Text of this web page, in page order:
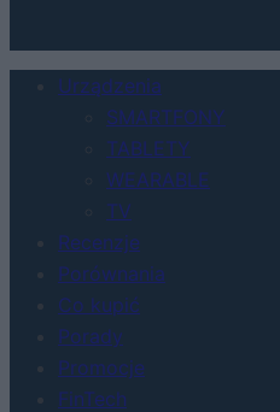
Urządzenia
SMARTFONY
TABLETY
WEARABLE
TV
Recenzje
Porównania
Co kupić
Porady
Promocje
FinTech